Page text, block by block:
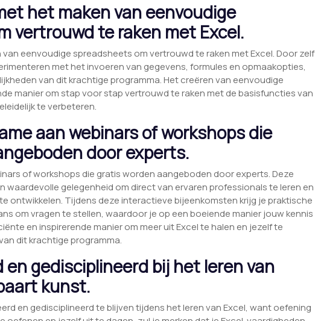
het maken van eenvoudige
vertrouwd te raken met Excel.
eenvoudige spreadsheets om vertrouwd te raken met Excel. Door zelf
met het invoeren van gegevens, formules en opmaakopties,
van dit krachtige programma. Het creëren van eenvoudige
manier om stap voor stap vertrouwd te raken met de basisfuncties van
te verbeteren.
aan webinars of workshops die
door experts.
of workshops die gratis worden aangeboden door experts. Deze
waardevolle gelegenheid om direct van ervaren professionals te leren en
ontwikkelen. Tijdens deze interactieve bijeenkomsten krijg je praktische
om vragen te stellen, waardoor je op een boeiende manier jouw kennis
en inspirerende manier om meer uit Excel te halen en jezelf te
dit krachtige programma.
en gedisciplineerd bij het leren van
kunst.
en gedisciplineerd te blijven tijdens het leren van Excel, want oefening